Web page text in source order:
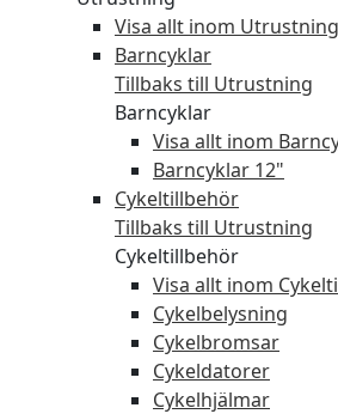
Visa allt inom Utrustning
Barncyklar
Tillbaks till Utrustning
Barncyklar
Visa allt inom
Barncyklar 12"
Cykeltillbehör
Tillbaks till Utrustning
Cykeltillbehör
Visa allt inom
Cykelbelysning
Cykelbromsar
Cykeldatorer
Cykelhjälmar